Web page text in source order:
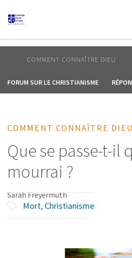
AFRICA
AMERICA / CARIBBEAN
OCEANIA
COMMENT CONNAÎTRE DIEU
FORUM SUR LE CHRISTIANISME
COMMENT CONNAÎTRE DIEU
Que se passe-t-il
mourrai ?
Sarah Freyermuth
Mort, Christianisme